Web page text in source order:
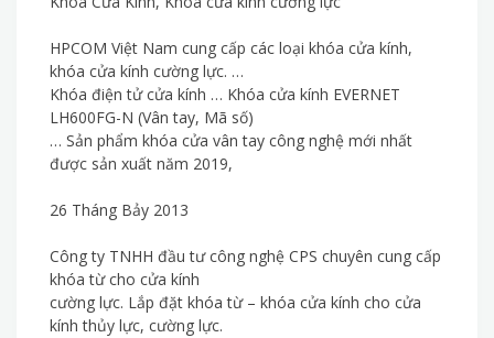
HPCOM Việt Nam cung cấp các loại khóa cửa kính,
khóa cửa kính cường lực. …
Khóa điện tử cửa kính … Khóa cửa kính EVERNET
LH600FG-N (Vân tay, Mã số)
… Sản phẩm khóa cửa vân tay công nghệ mới nhất
được sản xuất năm 2019,
26 Tháng Bảy 2013
Công ty TNHH đầu tư công nghệ CPS chuyên cung cấp
khóa từ cho cửa kính
cường lực. Lắp đặt khóa từ – khóa cửa kính cho cửa
kính thủy lực, cường lực.